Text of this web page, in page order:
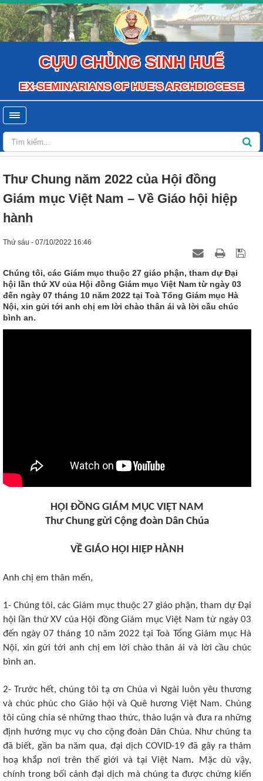
CỰU CHỦNG SINH HUẾ
EX-SEMINARIANS OF HUE'S ARCHDIOCESE
Thư Chung năm 2022 của Hội đồng
Giám mục Việt Nam – Về Giáo hội hiệp
hành
Thứ sáu - 07/10/2022 16:46
Chúng tôi, các Giám mục thuộc 27 giáo phận, tham dự Đại
hội lần thứ XV của Hội đồng Giám mục Việt Nam từ ngày 03
đến ngày 07 tháng 10 năm 2022 tại Toà Tổng Giám mục Hà
Nội, xin gửi tới anh chị em lời chào thân ái và lời cầu chúc
bình an.
HỘI ĐỒNG GIÁM MỤC VIỆT NAM
Thư Chung gửi Cộng đoàn Dân Chúa
VỀ GIÁO HỘI HIỆP HÀNH
Anh chị em thân mến,
1- Chúng tôi, các Giám mục thuộc 27 giáo phận, tham dự Đại
hội lần thứ XV của Hội đồng Giám mục Việt Nam từ ngày 03
đến ngày 07 tháng 10 năm 2022 tại Toà Tổng Giám mục Hà
Nội, xin gửi tới anh chị em lời chào thân ái và lời cầu chúc
bình an.
2- Trước hết, chúng tôi tạ ơn Chúa vì Ngài luôn yêu thương
và chúc phúc cho Giáo hội và Quê hương Việt Nam. Chúng
tôi cũng chia sẻ những thao thức, thảo luận và đưa ra những
định hướng mục vụ cho cộng đoàn Dân Chúa. Như chúng ta
đã biết, gần ba năm qua, đại dịch COVID-19 đã gây ra thảm
hoạ khắp nơi trên thế giới và tại Việt Nam.
Mặc dù vậy,
chính trong bối cảnh đại dịch mà chúng ta được chứng kiến